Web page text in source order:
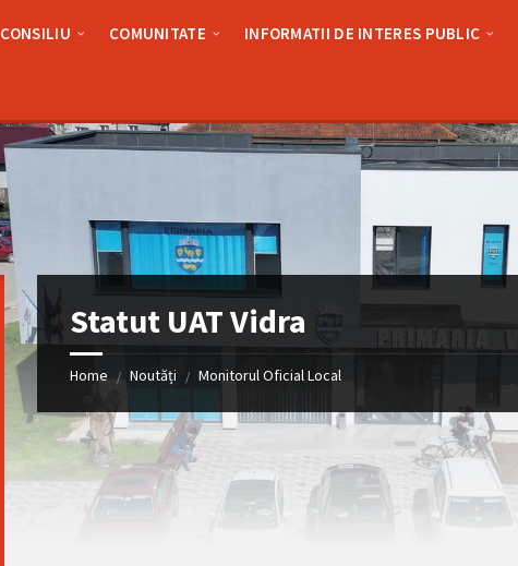
CONSILIU COMUNITATE INFORMATII DE INTERES PUBLIC
Statut UAT Vidra
Home / Noutăți / Monitorul Oficial Local